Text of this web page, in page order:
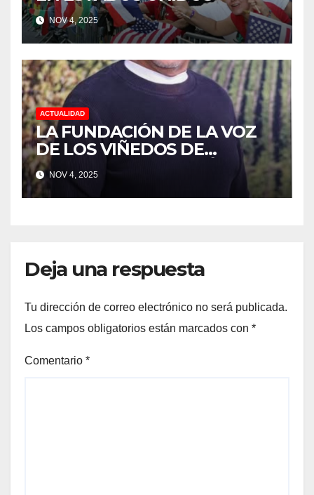
NOV 4, 2025
ACTUALIDAD
LA FUNDACIÓN DE LA VOZ
DE LOS VIÑEDOS DE
SONOMA RECONOCIÓ A
CUATRO “ EMPLEADOS DEL
MES” POR SU LIDERAZGO Y
NOV 4, 2025
Deja una respuesta
Tu dirección de correo electrónico no será publicada.
Los campos obligatorios están marcados con *
Comentario *